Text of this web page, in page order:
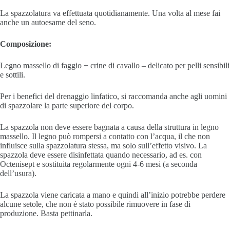
La spazzolatura va effettuata quotidianamente. Una volta al mese fai
anche un autoesame del seno.
Composizione:
Legno massello di faggio + crine di cavallo – delicato per pelli sensibili
e sottili.
Per i benefici del drenaggio linfatico, si raccomanda anche agli uomini
di spazzolare la parte superiore del corpo.
La spazzola non deve essere bagnata a causa della struttura in legno
massello. Il legno può rompersi a contatto con l’acqua, il che non
influisce sulla spazzolatura stessa, ma solo sull’effetto visivo. La
spazzola deve essere disinfettata quando necessario, ad es. con
Octenisept e sostituita regolarmente ogni 4-6 mesi (a seconda
dell’usura).
La spazzola viene caricata a mano e quindi all’inizio potrebbe perdere
alcune setole, che non è stato possibile rimuovere in fase di
produzione. Basta pettinarla.